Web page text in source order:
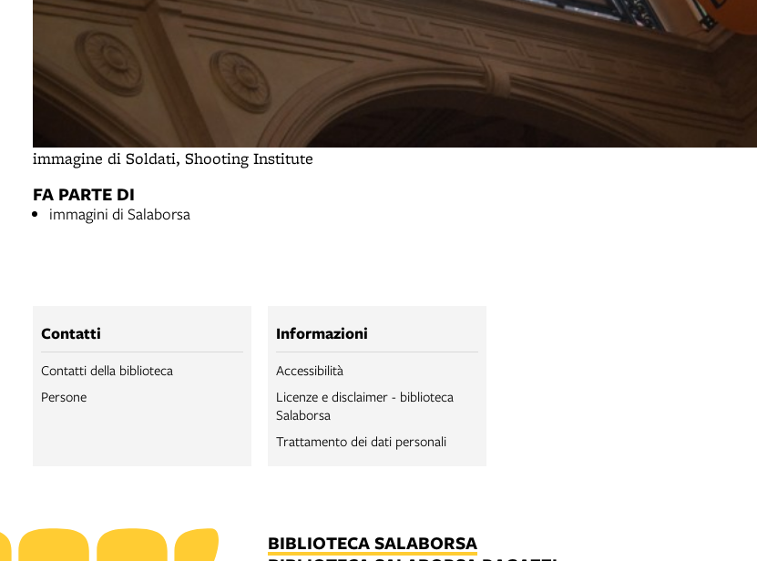
immagine di Soldati, Shooting Institute
FA PARTE DI
immagini di Salaborsa
Contatti
Contatti della biblioteca
Persone
Informazioni
Accessibilità
Licenze e disclaimer - biblioteca
Salaborsa
Trattamento dei dati personali
BIBLIOTECA SALABORSA